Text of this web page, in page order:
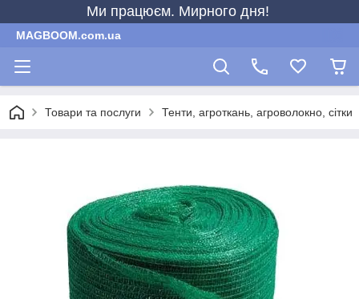
Ми працюєм. Мирного дня!
MAGBOOM.com.ua
Товари та послуги Тенти, агроткань, агроволокно, сітки